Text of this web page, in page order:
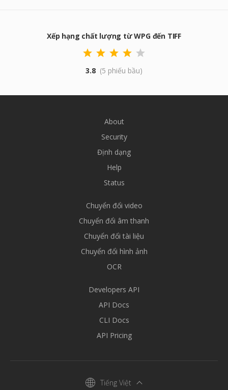
Xếp hạng chất lượng từ WPG đến TIFF
3.8 (5 phiếu bầu)
About
Security
Định dạng
Help
Status
Chuyển đổi video
Chuyển đổi âm thanh
Chuyển đổi tài liệu
Chuyển đổi hình ảnh
OCR
Developers API
API Docs
CLI Docs
API Pricing
Tiếng Việt